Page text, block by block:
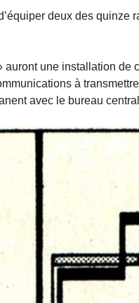
deux des quinze
auront une installation de
à
avec le bureau